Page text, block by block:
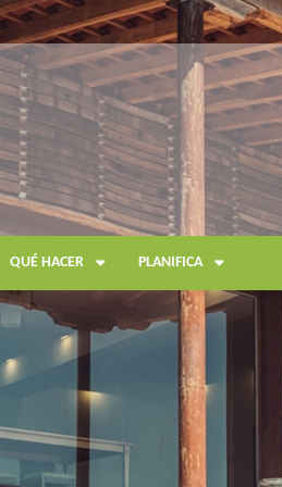
QUÉ HACER PLANIFICA